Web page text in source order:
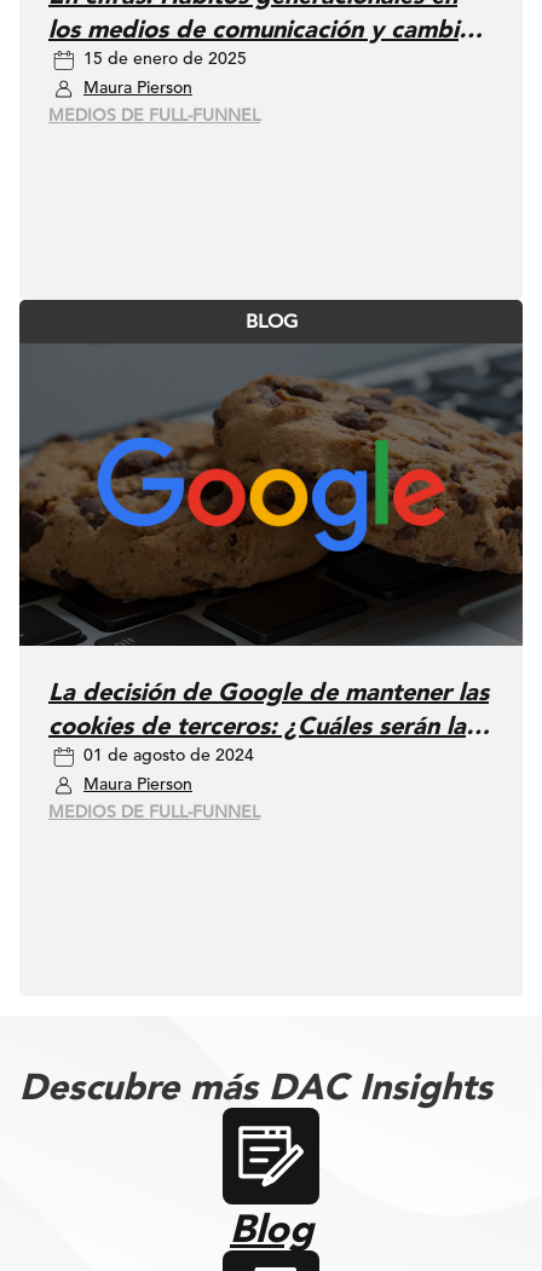
los medios de comunicación y cambios
en el comportamiento en las
búsquedas
15 de enero de 2025
Maura Pierson
MEDIOS DE FULL-FUNNEL
BLOG
La decisión de Google de mantener las
cookies de terceros: ¿Cuáles serán las
consecuencias?
01 de agosto de 2024
Maura Pierson
MEDIOS DE FULL-FUNNEL
Descubre más DAC Insights
Blog